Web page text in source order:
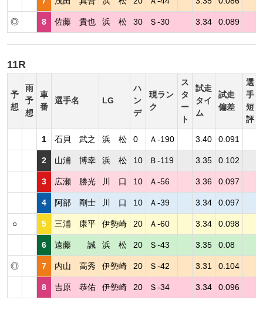
◎ 8 佐藤 貴也 浜 松 30 Ｓ-30 3.34 0.089
11R
予
想
雨
予
想
車
番
選手名 LG
ハ
ン
デ
現ラン
ク
ス
タ
ー
ト
試走
タイ
ム
試走
偏差
選
手
短
評
1 石貝 武之 浜 松 0 Ａ-190 3.40 0.091
2 山浦 博幸 浜 松 10 Ｂ-119 3.35 0.102
3 広瀬 勝光 川 口 10 Ａ-56 3.36 0.097
4 阿部 剛士 川 口 10 Ａ-39 3.34 0.097
○ 5 三浦 康平 伊勢崎 20 Ａ-60 3.34 0.098
6 遠藤 誠 浜 松 20 Ｓ-43 3.35 0.08
◎ 7 内山 高秀 伊勢崎 20 Ｓ-42 3.31 0.104
8 吉原 恭佑 伊勢崎 20 Ｓ-34 3.34 0.096